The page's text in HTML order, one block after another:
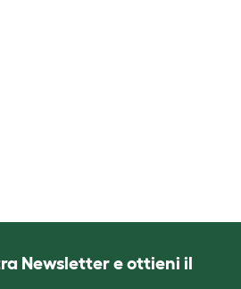
Newsletter e ottieni il